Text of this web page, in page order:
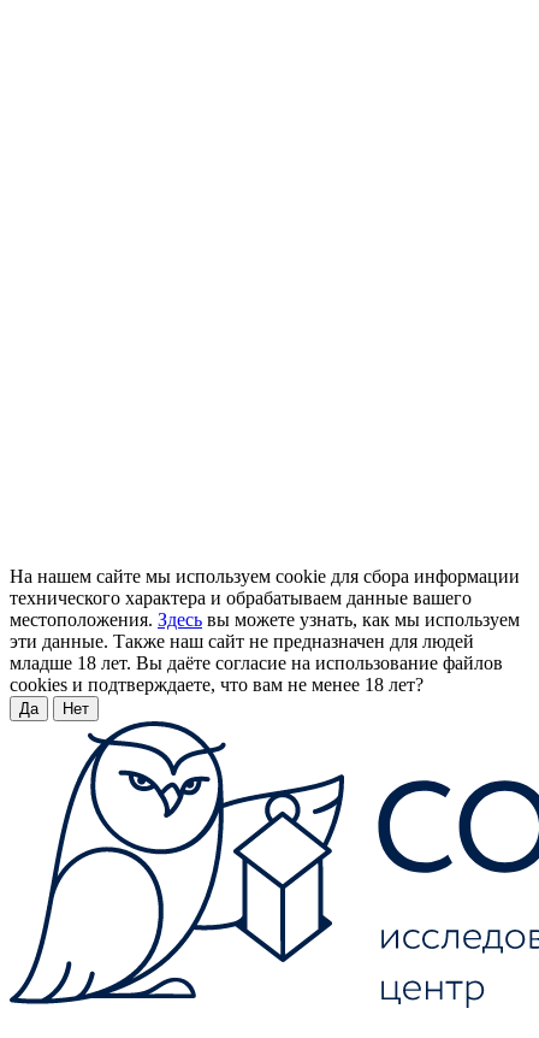
На нашем сайте мы используем cookie для сбора информации
технического характера и обрабатываем данные вашего
местоположения. Здесь вы можете узнать, как мы используем
эти данные. Также наш сайт не предназначен для людей
младше 18 лет. Вы даёте согласие на использование файлов
cookies и подтверждаете, что вам не менее 18 лет?
Да Нет